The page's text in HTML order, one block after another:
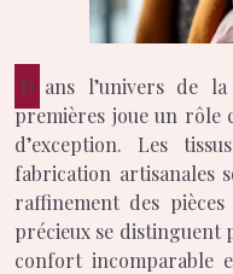
Dans l’univers de la mode, la qualité des matières
premières joue un rôle
d’exception. Les
fabrication artisanales
raffinement des
précieux se distinguent
confort incomparable